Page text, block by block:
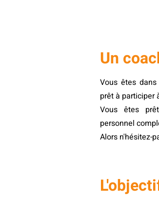
Un
Vous êtes
prêt à participer
Vous êtes
personnel
Alors n'hésitez-